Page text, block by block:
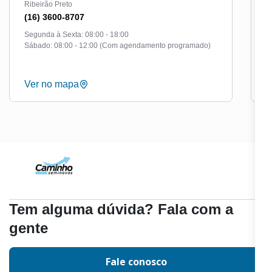
Ribeirão Preto
(16) 3600-8707
Segunda à Sexta: 08:00 - 18:00
Sábado: 08:00 - 12:00 (Com agendamento programado)
Ver no mapa
Tem alguma dúvida? Fala com a
gente
Fale conosco